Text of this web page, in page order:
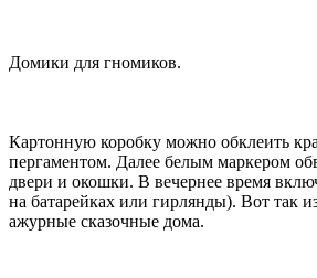
Домики для гномиков.
Картонную коробку можно обклеить
пергаментом. Далее белым маркером
двери и окошки. В вечернее время
на батарейках или гирлянды). Вот так
ажурные сказочные дома.